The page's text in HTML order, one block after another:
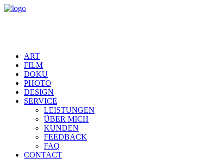
ART
FILM
DOKU
PHOTO
DESIGN
SERVICE
LEISTUNGEN
ÜBER MICH
KUNDEN
FEEDBACK
FAQ
CONTACT